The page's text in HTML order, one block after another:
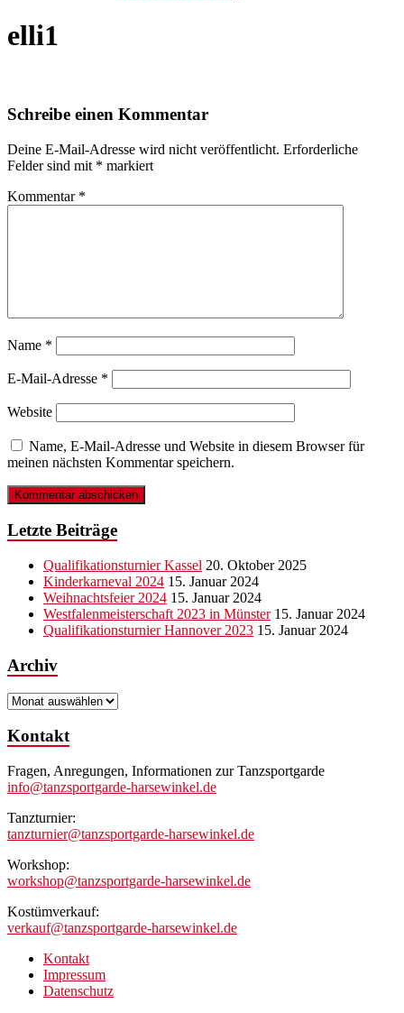
elli1
Schreibe einen Kommentar
Deine E-Mail-Adresse wird nicht veröffentlicht. Erforderliche
Felder sind mit * markiert
Kommentar *
Name *
E-Mail-Adresse *
Website
Name, E-Mail-Adresse und Website in diesem Browser für
meinen nächsten Kommentar speichern.
Letzte Beiträge
Qualifikationsturnier Kassel 20. Oktober 2025
Kinderkarneval 2024 15. Januar 2024
Weihnachtsfeier 2024 15. Januar 2024
Westfalenmeisterschaft 2023 in Münster 15. Januar 2024
Qualifikationsturnier Hannover 2023 15. Januar 2024
Archiv
Archiv
Kontakt
Fragen, Anregungen, Informationen zur Tanzsportgarde
info@tanzsportgarde-harsewinkel.de
Tanzturnier:
tanzturnier@tanzsportgarde-harsewinkel.de
Workshop:
workshop@tanzsportgarde-harsewinkel.de
Kostümverkauf:
verkauf@tanzsportgarde-harsewinkel.de
Kontakt
Impressum
Datenschutz